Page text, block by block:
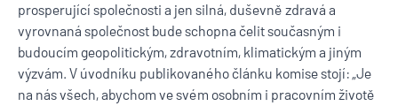
prosperující společnosti a jen silná, duševně zdravá a
vyrovnaná společnost bude schopna čelit současným i
budoucím geopolitickým, zdravotním, klimatickým a jiným
výzvám. V úvodníku publikovaného článku komise stojí: „Je
na nás všech, abychom ve svém osobním i pracovním životě